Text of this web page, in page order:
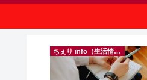
ちぇり info（生活情報）